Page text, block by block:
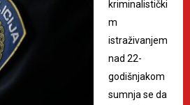
kriminalistički
m
istraživanjem
nad 22-
godišnjakom
sumnja se da